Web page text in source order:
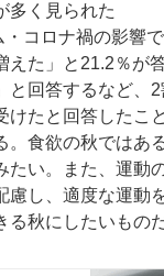
多く見られた
コロナ禍の影響
えた」と21.2％が
と回答するなど、
けたと回答したこ
食欲の秋ではあ
たい。また、運動
慮し、適度な運動
秋にしたいものだ